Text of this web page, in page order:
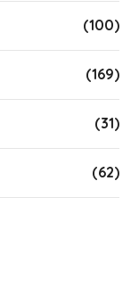
(100)
(169)
(31)
(62)